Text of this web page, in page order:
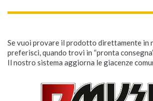
Se vuoi provare il prodotto direttamente in
preferisci, quando trovi in “pronta
Il nostro sistema aggiorna le giacenze